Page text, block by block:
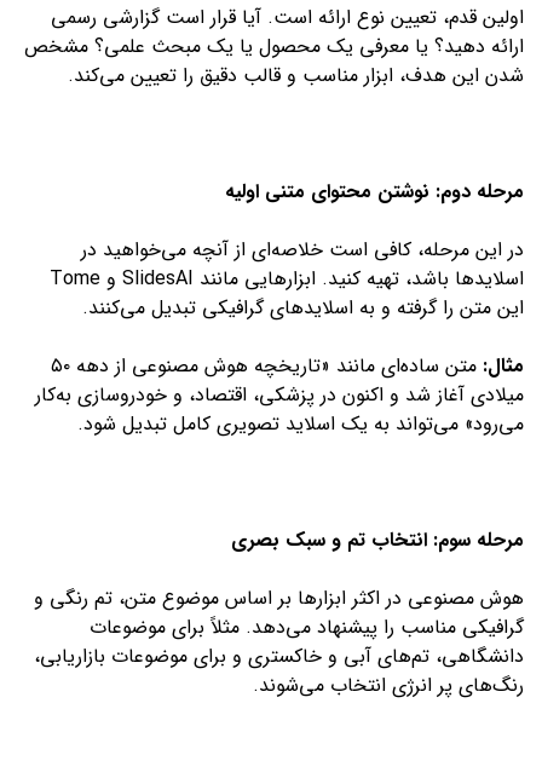
اولین قدم، تعیین نوع ارائه است. آیا قرار است گزارشی رسمی
ارائه دهید؟ یا معرفی یک محصول یا یک مبحث علمی؟ مشخص
شدن این هدف، ابزار مناسب و قالب دقیق را تعیین می‌کند.
مرحله دوم: نوشتن محتوای متنی اولیه
در این مرحله، کافی است خلاصه‌ای از آنچه می‌خواهید در
اسلایدها باشد، تهیه کنید. ابزارهایی مانند SlidesAI و Tome
این متن را گرفته و به اسلایدهای گرافیکی تبدیل می‌کنند.
مثال:
متن ساده‌ای مانند «تاریخچه هوش مصنوعی از دهه ۵۰
میلادی آغاز شد و اکنون در پزشکی، اقتصاد، و خودروسازی به‌کار
می‌رود» می‌تواند به یک اسلاید تصویری کامل تبدیل شود.
مرحله سوم: انتخاب تم و سبک بصری
هوش مصنوعی در اکثر ابزارها بر اساس موضوع متن، تم رنگی و
گرافیکی مناسب را پیشنهاد می‌دهد. مثلاً برای موضوعات
دانشگاهی، تم‌های آبی و خاکستری و برای موضوعات بازاریابی،
رنگ‌های پر انرژی انتخاب می‌شوند.